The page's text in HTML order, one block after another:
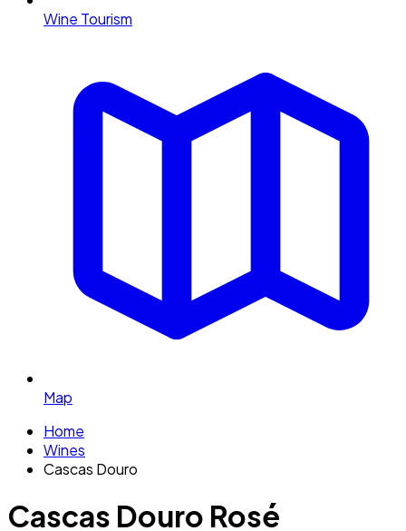
Wine Tourism
Map
Home
Wines
Cascas Douro
Cascas Douro Rosé